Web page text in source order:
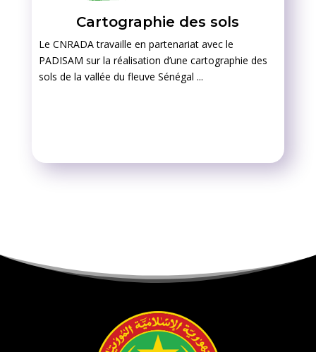
Cartographie des sols
Le CNRADA travaille en partenariat avec le
PADISAM sur la réalisation d’une cartographie des
sols de la vallée du fleuve Sénégal ...